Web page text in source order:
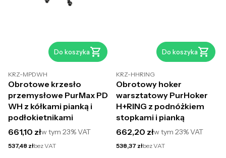
Do koszyka
KRZ-MPDWH
Obrotowe krzesło
przemysłowe PurMax PD
WH z kółkami pianką i
podłokietnikami
Cena brutto
661,10 złw tym 23%VAT
Cena netto
537,48 złbez VAT
Do koszyka
KRZ-HHRING
Obrotowy hoker
warsztatowy PurHoker
H+RING z podnóżkiem
stopkami i pianką
Cena brutto
662,20 złw tym23%VAT
Cena netto
538,37 złbez VAT